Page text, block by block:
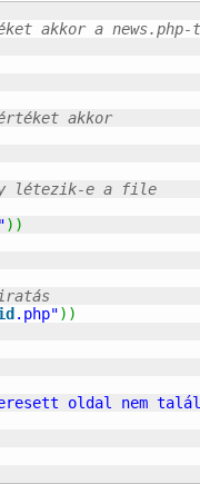
akkor a
akkor
létezik-e a file
) )
.php") )
oldal nem